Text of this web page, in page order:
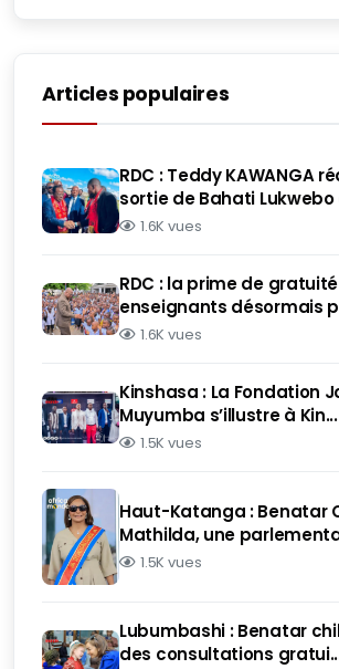
Articles populaires
RDC : Teddy KAWANGA
sortie de Bahati Lukwebo
1.6K vues
RDC : la prime de
enseignants désormais
1.6K vues
Kinshasa : La Fondation
Muyumba s’illustre à Kin...
1.5K vues
Haut-Katanga : Benatar
Mathilda, une
1.5K vues
Lubumbashi : Benatar
des consultations